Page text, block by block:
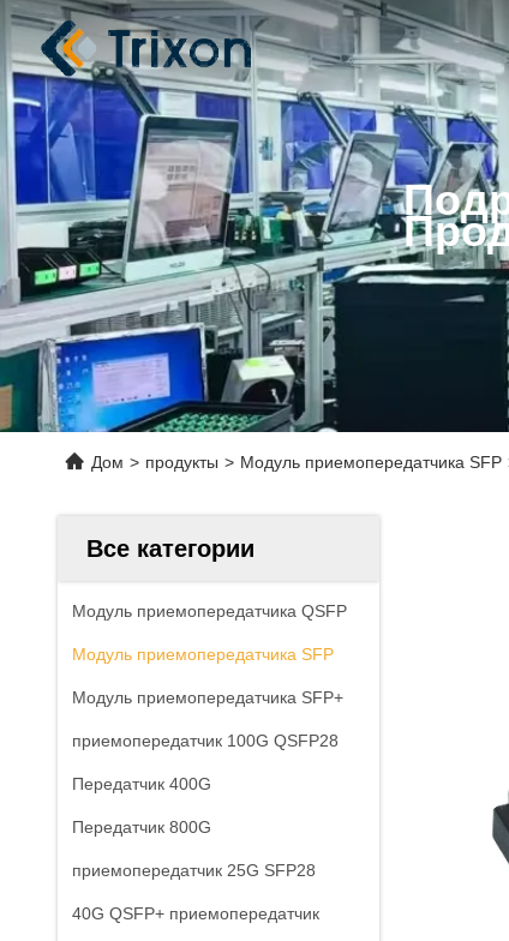
Дом > продукты > Модуль приемопередатчика SFP
Все категории
Модуль приемопередатчика QSFP
Модуль приемопередатчика SFP
Модуль приемопередатчика SFP+
приемопередатчик 100G QSFP28
Передатчик 400G
Передатчик 800G
приемопередатчик 25G SFP28
40G QSFP+ приемопередатчик